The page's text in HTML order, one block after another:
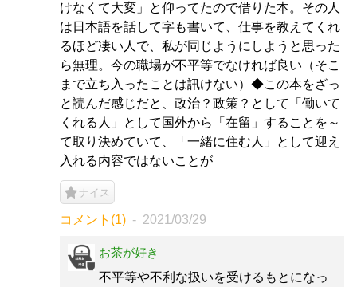
けなくて大変」と仰ってたので借りた本。その人
は日本語を話して字も書いて、仕事を教えてくれ
るほど凄い人で、私が同じようにしようと思った
ら無理。今の職場が不平等でなければ良い（そこ
まで立ち入ったことは訊けない）◆この本をざっ
と読んだ感じだと、政治？政策？として「働いて
くれる人」として国外から「在留」することを～
て取り決めていて、「一緒に住む人」として迎え
入れる内容ではないことが
ナイス
コメント(1) 2021/03/29
お茶が好き
不平等や不利な扱いを受けるもとになっ